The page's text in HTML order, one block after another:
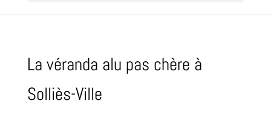
La véranda alu pas chère à
Solliès-Ville